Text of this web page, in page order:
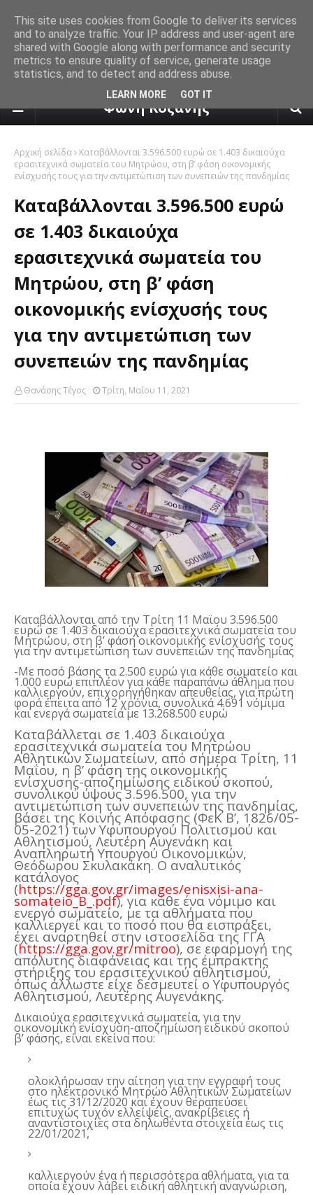
πρόγνωση καιρού από το
Φωνή Κοζάνης
Αρχική σελίδα
Καταβάλλονται 3.596.500 ευρώ σε 1.403 δικαιούχα
ερασιτεχνικά σωματεία του Μητρώου, στη β’ φάση οικονομικής
ενίσχυσής τους για την αντιμετώπιση των συνεπειών της πανδημίας
Καταβάλλονται 3.596.500 ευρώ
σε 1.403 δικαιούχα
ερασιτεχνικά σωματεία του
Μητρώου, στη β’ φάση
οικονομικής ενίσχυσής τους
για την αντιμετώπιση των
συνεπειών της πανδημίας
Θανάσης Τέγος Τρίτη, Μαΐου 11, 2021
Καταβάλλονται από την Τρίτη 11 Μαϊου 3.596.500
ευρώ σε 1.403 δικαιούχα ερασιτεχνικά σωματεία του
Μητρώου, στη β’ φάση οικονομικής ενίσχυσής τους
για την αντιμετώπιση των συνεπειών της πανδημίας
-Με ποσό βάσης τα 2.500 ευρώ για κάθε σωματείο και
1.000 ευρώ επιπλέον για κάθε παραπάνω άθλημα που
καλλιεργούν, επιχορηγήθηκαν απευθείας, για πρώτη
φορά έπειτα από 12 χρόνια, συνολικά 4.691 νόμιμα
και ενεργά σωματεία με 13.268.500 ευρώ
Καταβάλλεται σε 1.403 δικαιούχα
ερασιτεχνικά σωματεία του Μητρώου
Αθλητικών Σωματείων, από σήμερα Τρίτη, 11
Μαΐου, η β’ φάση της οικονομικής
ενίσχυσης-αποζημίωσης ειδικού σκοπού,
συνολικού ύψους 3.596.500, για την
αντιμετώπιση των συνεπειών της πανδημίας,
βάσει της Κοινής Απόφασης (ΦεΚ Β’, 1826/05-
05-2021) των Υφυπουργού Πολιτισμού και
Αθλητισμού, Λευτέρη Αυγενάκη και
Αναπληρωτή Υπουργού Οικονομικών,
Θεόδωρου Σκυλακάκη. Ο αναλυτικός
κατάλογος
(https://gga.gov.gr/images/enisxisi-ana-
somateio_B_.pdf), για κάθε ένα νόμιμο και
ενεργό σωματείο, με τα αθλήματα που
καλλιεργεί και το ποσό που θα εισπράξει,
έχει αναρτηθεί στην ιστοσελίδα της ΓΓΑ
(https://gga.gov.gr/mitroo), σε εφαρμογή της
απόλυτης διαφάνειας και της έμπρακτης
στήριξης του ερασιτεχνικού αθλητισμού,
όπως άλλωστε είχε δεσμευτεί ο Υφυπουργός
Αθλητισμού, Λευτέρης Αυγενάκης.
Δικαιούχα ερασιτεχνικά σωματεία, για την
οικονομική ενίσχυση-αποζημίωση ειδικού σκοπού
β’ φάσης, είναι εκείνα που:
ολοκλήρωσαν την αίτηση για την εγγραφή τους
στο ηλεκτρονικό Μητρώο Αθλητικών Σωματείων
έως τις 31/12/2020 και έχουν θεραπεύσει
επιτυχώς τυχόν ελλείψεις, ανακρίβειες ή
αναντιστοιχίες στα δηλωθέντα στοιχεία έως τις
22/01/2021,
καλλιεργούν ένα ή περισσότερα αθλήματα, για τα
οποία έχουν λάβει ειδική αθλητική αναγνώριση,
This site uses cookies from Google to deliver its services
and to analyze traffic. Your IP address and user-agent are
shared with Google along with performance and security
metrics to ensure quality of service, generate usage
statistics, and to detect and address abuse.
LEARN MORE GOT IT